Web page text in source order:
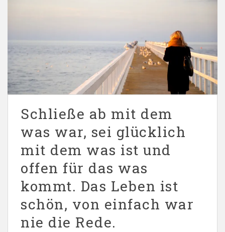
Schließe ab mit dem
was war, sei glücklich
mit dem was ist und
offen für das was
kommt. Das Leben ist
schön, von einfach war
nie die Rede.